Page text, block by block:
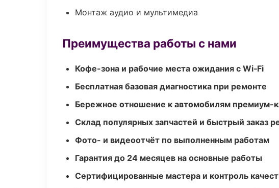
Монтаж аудио и мультимедиа
Преимущества работы с нами
Кофе-зона и рабочие места ожидания с Wi‑Fi
Бесплатная базовая диагностика при ремонте
Бережное отношение к автомобилям премиум-
Склад популярных запчастей и быстрый заказ
Фото- и видеоотчёт по выполненным работам
Гарантия до 24 месяцев на основные работы
Сертифицированные мастера и контроль